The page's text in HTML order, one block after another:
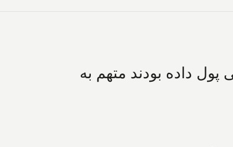
پول داده بودند متهم به